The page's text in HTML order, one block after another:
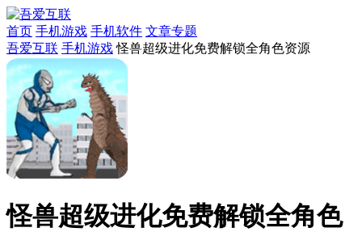
首页 手机游戏 手机软件 文章专题
吾爱互联 手机游戏怪兽超级进化免费解锁全角色资源
怪兽超级进化免费解锁全角色